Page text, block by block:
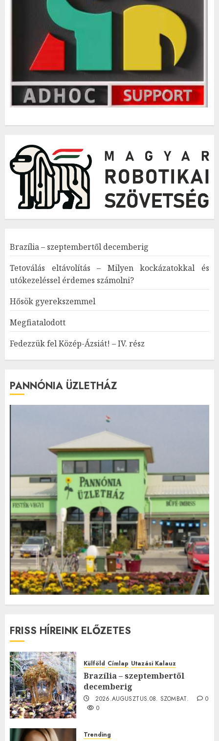
Brazília – szeptembertől decemberig
Tetoválás eltávolítás – Milyen kockázatokkal és
utókezeléssel érdemes számolni?
Hősök gyerekszemmel
Megfiatalodott
Fedezzük fel Közép-Ázsiát! – IV. rész
PANNÓNIA ÜZLETHÁZ
FRISS HÍREINK ELŐZETES
Külföld Címlap Utazási Kalauz
Brazília – szeptembertől
decemberig
2026.AUGUSZTUS.08. SZOMBAT.
0
0
Trending